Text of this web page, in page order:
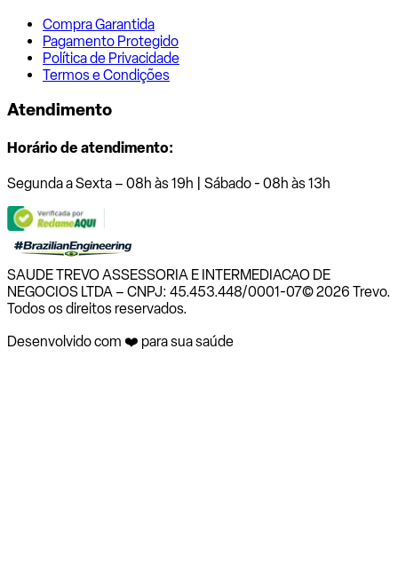
Compra Garantida
Pagamento Protegido
Política de Privacidade
Termos e Condições
Atendimento
Horário de atendimento:
Segunda a Sexta – 08h às 19h | Sábado - 08h às 13h
SAUDE TREVO ASSESSORIA E INTERMEDIACAO DE
NEGOCIOS LTDA – CNPJ: 45.453.448/0001-07© 2026 Trevo.
Todos os direitos reservados.
Desenvolvido com ❤️ para sua saúde